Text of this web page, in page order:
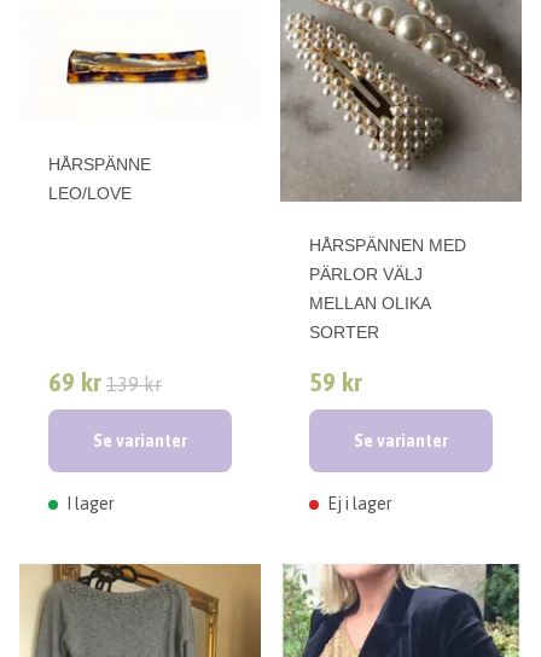
HÅRSPÄNNE
LEO/LOVE
69 kr 139 kr
Se varianter
I lager
HÅRSPÄNNEN MED
PÄRLOR VÄLJ
MELLAN OLIKA
SORTER
59 kr
Se varianter
Ej i lager